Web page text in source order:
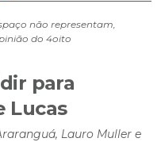
não representam,
do 4oito
para
Lucas
Lauro Muller e